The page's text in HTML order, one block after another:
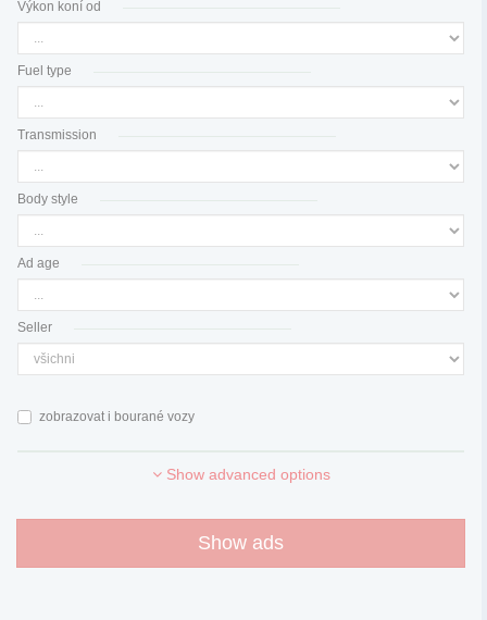
Výkon koní od
Fuel type
Transmission
Body style
Ad age
Seller
zobrazovat i bourané vozy
Show advanced options
Show ads